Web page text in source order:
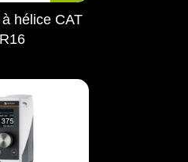
hélice CAT
R16